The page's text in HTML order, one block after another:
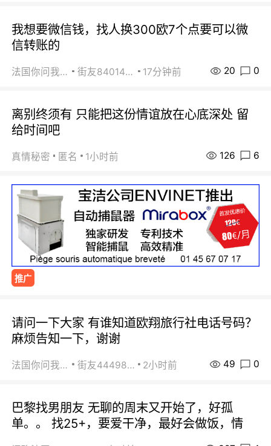
我想要微信钱，找人换300欧7个点要可以微
信转账的
法国你问我答 街友84014588 17分钟前 20 0
离别终须有 只能把这份情谊放在心底深处 留
给时间吧
真情秘密 匿名 1小时前 126 6
推广
请问一下大家 有谁知道欧翔旅行社电话号码？
麻烦告知一下，谢谢
法国你问我答 街友44498484 2小时前 49 0
巴黎找男朋友 无聊的周末又开始了，好孤
单。。 找25+，要爱干净，最好会做饭，情